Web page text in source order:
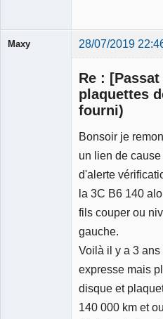
Maxy 28/07/2019
Re :
plaquettes
fourni)
Bonsoir je
un lien de
d'alerte
la 3C B6 140
fils couper ou
gauche.
Voilà il y a 3
expresse mais
disque et
140 000 km et